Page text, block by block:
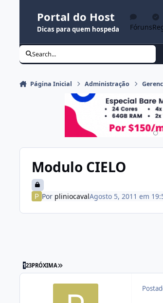
Portal do Host
Dicas para quem hospeda Fóruns
Search...
Página Inicial Administração
Modulo CIELO
Por pliniocavalAgosto 5, 2011 em
123PRÓXIMA